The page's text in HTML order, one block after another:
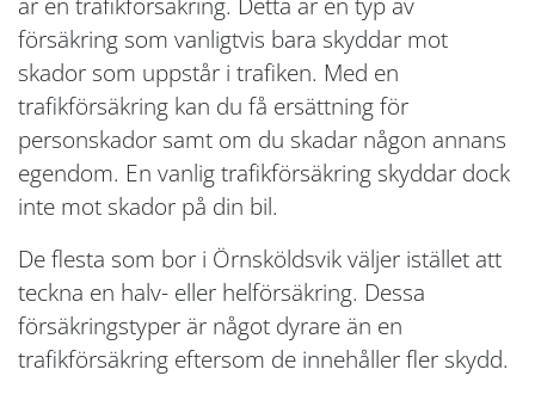
försäkring som vanligtvis bara skyddar mot
skador som uppstår i trafiken. Med en
trafikförsäkring kan du få ersättning för
personskador samt om du skadar någon annans
egendom. En vanlig trafikförsäkring skyddar dock
inte mot skador på din bil.
De flesta som bor i Örnsköldsvik väljer istället att
teckna en halv- eller helförsäkring. Dessa
försäkringstyper är något dyrare än en
trafikförsäkring eftersom de innehåller fler skydd.